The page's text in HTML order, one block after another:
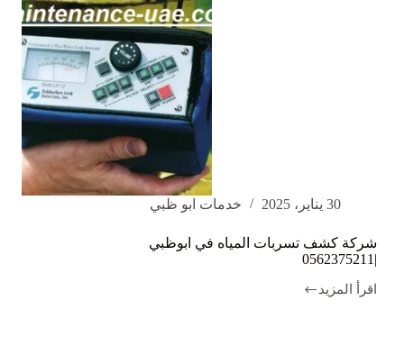
30 يناير، 2025 خدمات ابو ظبي
شركة كشف تسربات المياه في ابوظبي
|0562375211
اقرأ المزيد
شركة